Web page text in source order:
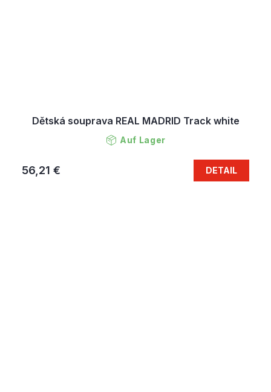
Dětská souprava REAL MADRID Track white
Auf Lager
56,21 € DETAIL